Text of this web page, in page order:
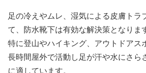
足の冷えやムレ、湿気による皮膚トラ
て、防水靴下は有効な解決策となりま
特に登山やハイキング、アウトドアス
長時間屋外で活動し足が汗や水にさら
に適しています。